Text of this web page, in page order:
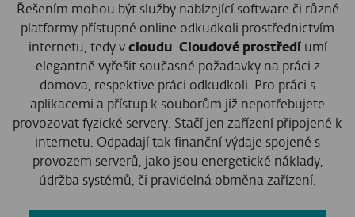
Řešením mohou být služby nabízející software či různé
platformy přístupné online odkudkoli prostřednictvím
internetu, tedy v cloudu Cloudové prostředíumí
elegantně vyřešit současné požadavky na práci z
domova, respektive práci odkudkoli. Pro práci s
aplikacemi a přístup k souborům již nepotřebujete
provozovat fyzické servery. Stačí jen zařízení připojené k
internetu. Odpadají tak finanční výdaje spojené s
provozem serverů, jako jsou energetické náklady,
údržba systémů, či pravidelná obměna zařízení.